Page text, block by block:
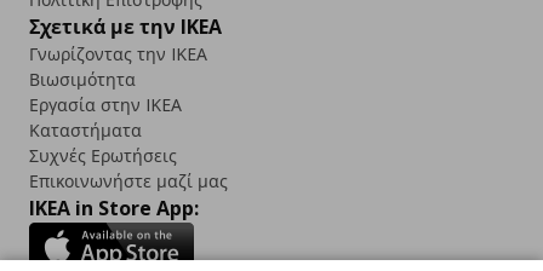
Σχετικά με την IKEA
Γνωρίζοντας την IKEA
Βιωσιμότητα
Εργασία στην IKEA
Καταστήματα
Συχνές Ερωτήσεις
Επικοινωνήστε μαζί μας
IKEA in Store App: